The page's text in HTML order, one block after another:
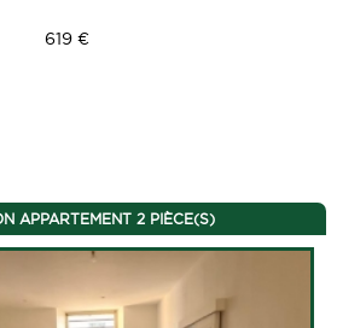
619 €
APPARTEMENT 2 PIÈCE(S)